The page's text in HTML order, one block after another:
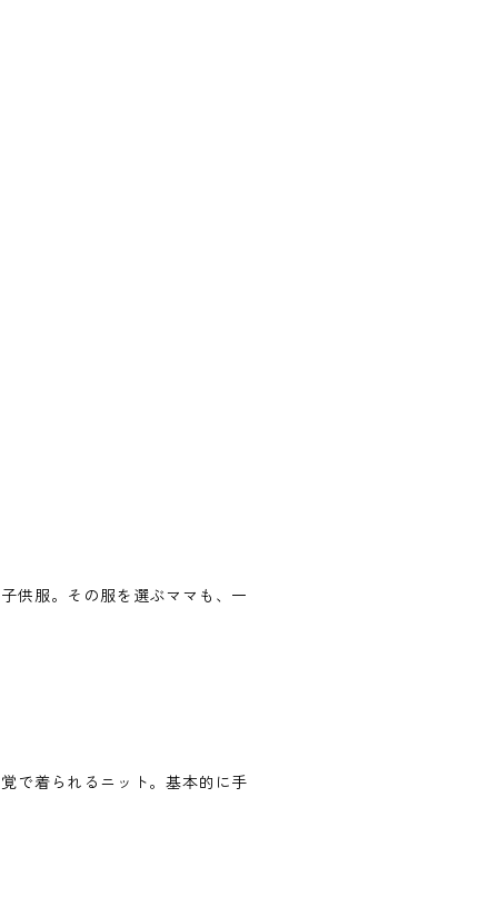
供服。その服を選ぶママも、一
で着られるニット。基本的に手